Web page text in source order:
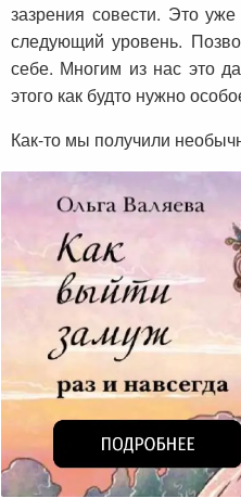
зазрения совести. Это
следующий уровень.
себе. Многим из нас это
этого как будто нужно
Как-то мы получили